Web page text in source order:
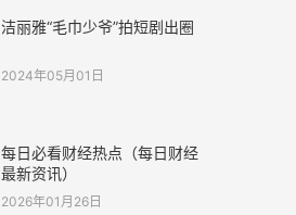
洁丽雅“毛巾少爷”拍短剧出圈
2024年05月01日
每日必看财经热点（每日财经
最新资讯）
2026年01月26日